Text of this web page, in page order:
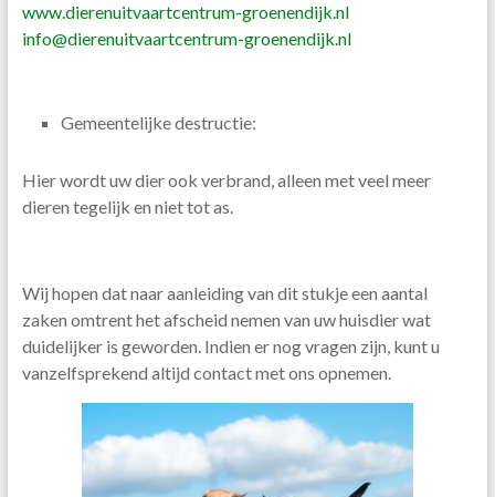
www.dierenuitvaartcentrum-groenendijk.nl
info@dierenuitvaartcentrum-groenendijk.nl
Gemeentelijke destructie:
Hier wordt uw dier ook verbrand, alleen met veel meer
dieren tegelijk en niet tot as.
Wij hopen dat naar aanleiding van dit stukje een aantal
zaken omtrent het afscheid nemen van uw huisdier wat
duidelijker is geworden. Indien er nog vragen zijn, kunt u
vanzelfsprekend altijd contact met ons opnemen.